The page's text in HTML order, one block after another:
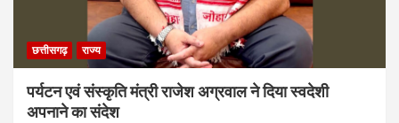
छत्तीसगढ़ राज्य
पर्यटन एवं संस्कृति मंत्री राजेश अग्रवाल ने दिया स्वदेशी
अपनाने का संदेश